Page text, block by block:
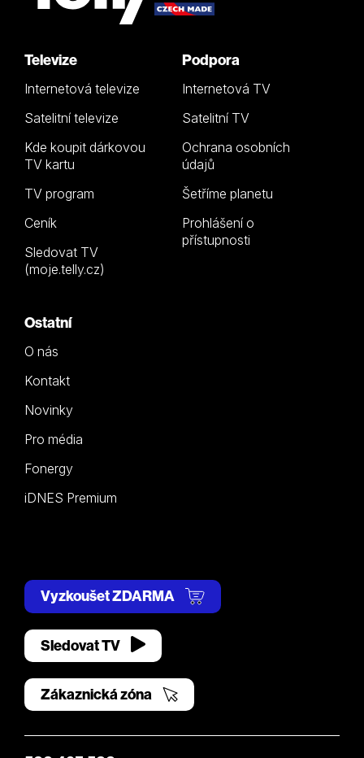
Televize
Internetová televize
Satelitní televize
Kde koupit dárkovou
TV kartu
TV program
Ceník
Sledovat TV
(moje.telly.cz)
Podpora
Internetová TV
Satelitní TV
Ochrana osobních
údajů
Šetříme planetu
Prohlášení o
přístupnosti
Ostatní
O nás
Kontakt
Novinky
Pro média
Fonergy
iDNES Premium
Vyzkoušet ZDARMA
Sledovat TV
Zákaznická zóna